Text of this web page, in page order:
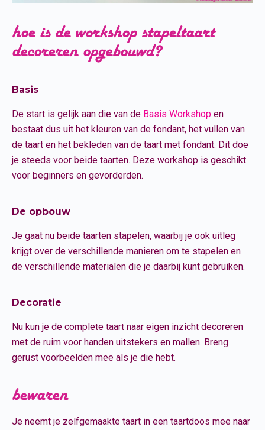
hoe is de workshop stapeltaart
decoreren opgebouwd?
Basis
De start is gelijk aan die van de Basis Workshop en
bestaat dus uit het kleuren van de fondant, het vullen van
de taart en het bekleden van de taart met fondant. Dit doe
je steeds voor beide taarten. Deze workshop is geschikt
voor beginners en gevorderden.
De opbouw
Je gaat nu beide taarten stapelen, waarbij je ook uitleg
krijgt over de verschillende manieren om te stapelen en
de verschillende materialen die je daarbij kunt gebruiken.
Decoratie
Nu kun je de complete taart naar eigen inzicht decoreren
met de ruim voor handen uitstekers en mallen. Breng
gerust voorbeelden mee als je die hebt.
bewaren
Je neemt je zelfgemaakte taart in een taartdoos mee naar